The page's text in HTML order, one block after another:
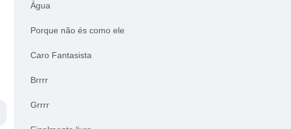
Água
Porque não és como ele
Caro Fantasista
Brrrr
Grrrr